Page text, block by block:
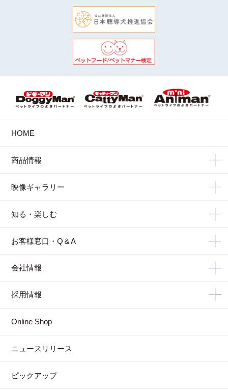
HOME
商品情報
映像ギャラリー
知る・楽しむ
お客様窓口・Q＆A
会社情報
採用情報
Online Shop
ニュースリリース
ピックアップ